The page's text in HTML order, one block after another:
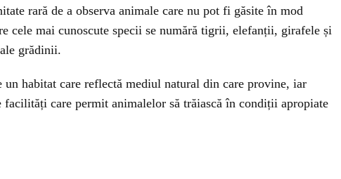
rară de a observa animale care nu pot fi găsite în mod
cele mai cunoscute specii se numără tigrii, elefanții, girafele și
grădinii.
un habitat care reflectă mediul natural din care provine, iar
facilități care permit animalelor să trăiască în condiții apropiate